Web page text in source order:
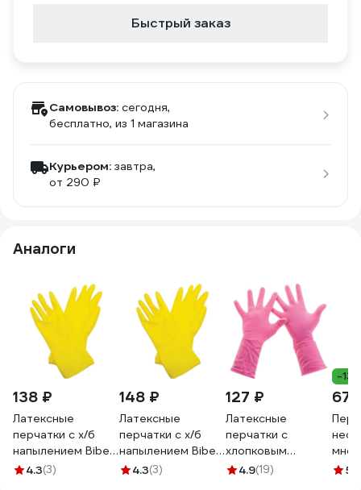
Быстрый заказ
Самовывоз: сегодня,
бесплатно, из 1 магазина
Курьером: завтра,
от 290 ₽
Аналоги
138 ₽
Латексные
перчатки с х/б
напылением Biber
р-р S 96271
4.3(3)
148 ₽
Латексные
перчатки с х/б
напылением Biber
р-р L 96273
4.3(3)
127 ₽
Латексные
перчатки с
хлопковым
напылением
4.9(19)
-13%
5